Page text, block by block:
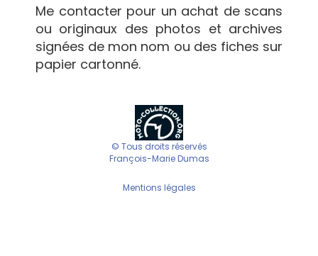
Me contacter pour un achat de scans
ou originaux des photos et archives
signées de mon nom ou des fiches sur
papier cartonné.
© Tous droits réservés
François-Marie Dumas
Mentions légales